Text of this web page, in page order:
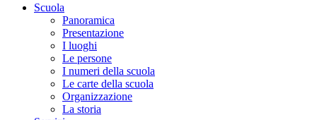
Scuola
Panoramica
Presentazione
I luoghi
Le persone
I numeri della scuola
Le carte della scuola
Organizzazione
La storia